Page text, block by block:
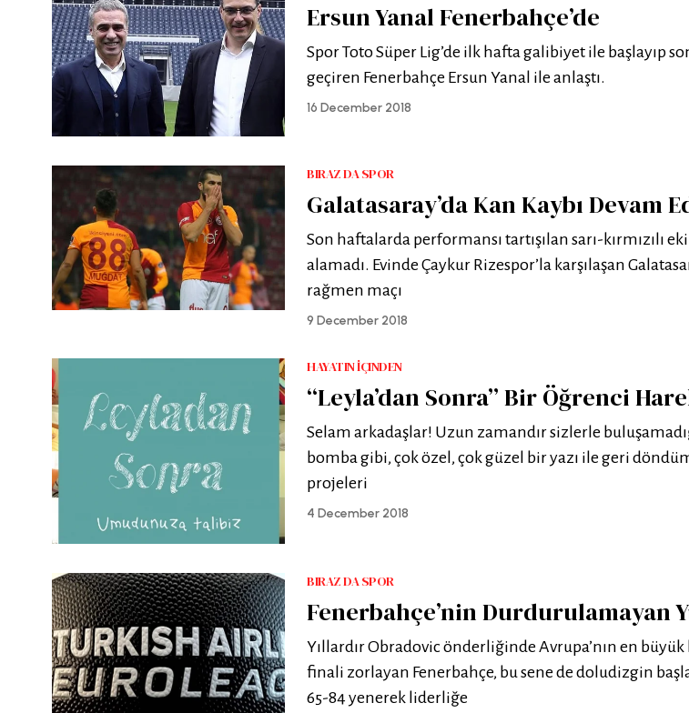
Ersun Yanal Fenerbahçe’de
Spor Toto Süper Lig’de ilk hafta galibiyet ile başlayıp
geçiren Fenerbahçe Ersun Yanal ile anlaştı.
16 December 2018
BIRAZ DA SPOR
Galatasaray’da Kan Kaybı Devam
Son haftalarda performansı tartışılan sarı-kırmızılı
alamadı. Evinde Çaykur Rizespor’la karşılaşan
rağmen maçı
9 December 2018
HAYATIN İÇINDEN
“Leyla’dan Sonra” Bir Öğrenci
Selam arkadaşlar! Uzun zamandır sizlerle
bomba gibi, çok özel, çok güzel bir yazı ile geri
projeleri
4 December 2018
BIRAZ DA SPOR
Fenerbahçe’nin Durdurulamayan
Yıllardır Obradovic önderliğinde Avrupa’nın en
finali zorlayan Fenerbahçe, bu sene de doludizgin
65-84 yenerek liderliğe